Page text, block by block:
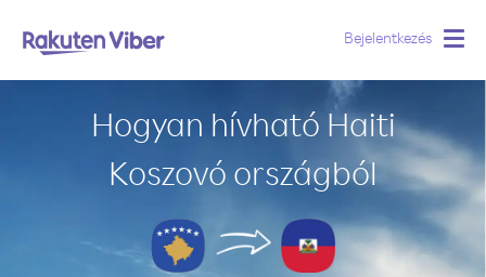
Bejelentkezés
Hogyan hívható Haiti
Koszovó országból